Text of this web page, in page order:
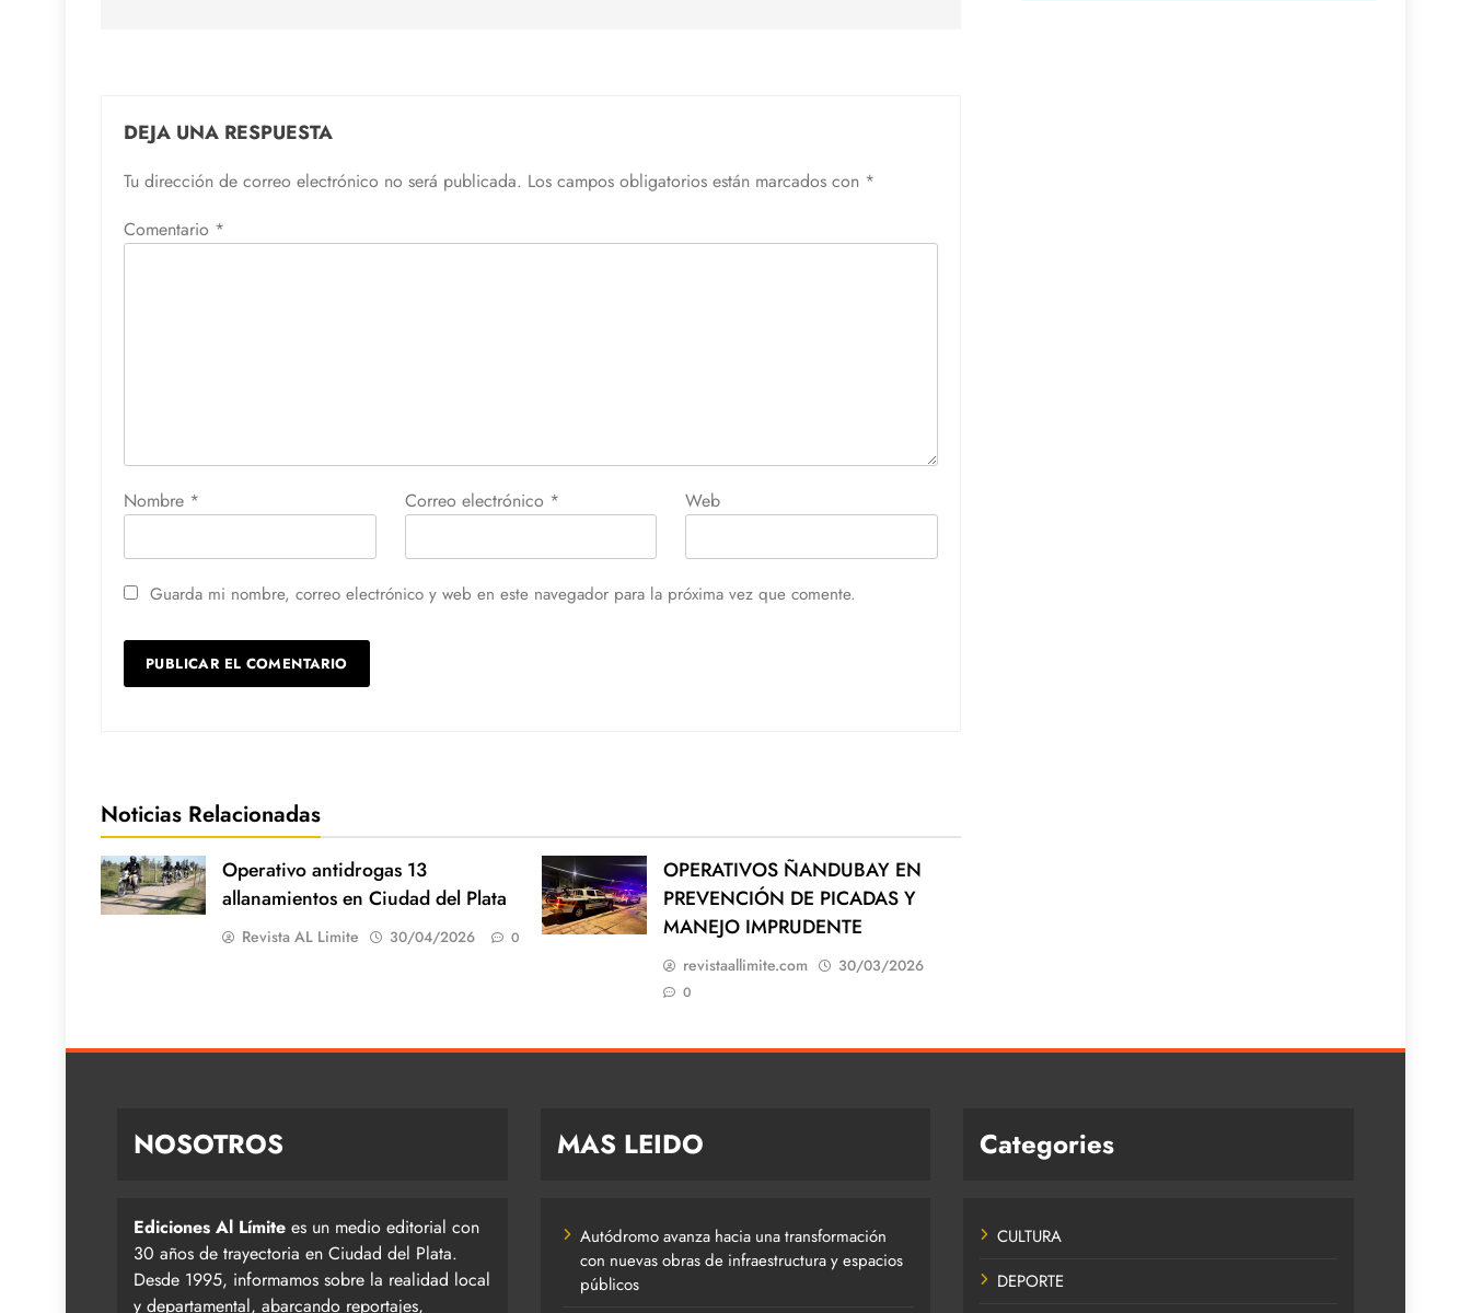
DEJA UNA RESPUESTA
Tu dirección de correo electrónico no será publicada. Los campos obligatorios están marcados con *
Comentario *
Nombre * Correo electrónico * Web
Guarda mi nombre, correo electrónico y web en este navegador para la próxima vez que comente.
Noticias Relacionadas
Operativo antidrogas 13
allanamientos en Ciudad del Plata
Revista AL Limite 30/04/2026 0
OPERATIVOS ÑANDUBAY EN
PREVENCIÓN DE PICADAS Y
MANEJO IMPRUDENTE
revistaallimite.com 30/03/2026
0
NOSOTROS
Ediciones Al Límite es un medio editorial con
30 años de trayectoria en Ciudad del Plata.
Desde 1995, informamos sobre la realidad local
y departamental, abarcando reportajes,
MAS LEIDO
Autódromo avanza hacia una transformación
con nuevas obras de infraestructura y espacios
públicos
Categories
CULTURA
DEPORTE